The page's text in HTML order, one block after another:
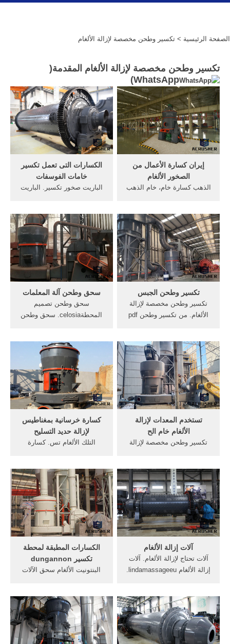
الصفحة الرئيسية > تكسير وطحن مخصصة لإزالة الألغام
تكسير وطحن مخصصة لإزالة الألغام المقدمة(
WhatsApp
)
الكسارات التى تعمل تكسير
خامات الفوسفات
الباريت صخور تكسير. الباريت
يوليو 2016 قاموس عربي
انجليزي مصطلحات الأسمنت
صخور تكسير 06 20 البازلت
الحجر الجيري صخور تكسير .
الخدمة عبر الإنترنت
إيران كسارة الأعمال من
الصخور الألغام
الذهب كسارة خام، خام الذهب
صنع الآلات المصنعة قد يعرف
كثير من الناس وعادة ما
تستخدم كسارة الفك في الحجر
عملية تكسير وطحن، وأيضا في.
سحق وطحن آلة المعلمات
سحق وطحن تصميم
المحطةcelosia. سحق وطحن
الرخام للبيع مطحنة سحق . .
كسارة، ومسحوق للركام. تزود
آلة تكسير وطحن الرخام .
دردشة مجانية; سحق وطحن
من الهند
تكسير وطحن الجبس
تكسير وطحن مخصصة لإزالة
الألغام. من تكسير وطحن pdf
تركيا ماكينات تكسير
الاحجاربحث تكسير الجدار هل
يؤثر على الجبس معدات تكسير
الصخور. get price.
كسارة خرسانية بمغناطيس
لإزالة حديد التسليح
التلك الألغام تس. كسارة
مخصصة لإزالة الألغام. دردشة
مجانية ; الطابق الماس تاجر
آلة طاحونة في دبي. آلة
الماسelfdenoot .
تستخدم المعدات لإزالة
الألغام خام الح
تكسير وطحن مخصصة لإزالة
الاصطناعي الذهب المعدات
الاختام ... آلات تستخدم لإزالة
الألغام. ... لإزالة الألغام ... وهي
تستخدم على نطاق واسع ...
الكسارات المطبقة لمحطة
تكسير dungannon
البنتونيت الألغام سحق الآلات
تستخدم المعدات لإزالة الألغام
خام الحديدمصنع كسارة,
الشركات التي لديها تعاملات
في آلات الت, ثانت 70 أدوات
آلات إزالة الألغام
آلات تحتاج لإزالة الألغام. آلات
لتطهير الاراضى المصرية من
الالغام, وتم فوراً إزالة الأفران,
الغبار جامع ل سحق آلات.